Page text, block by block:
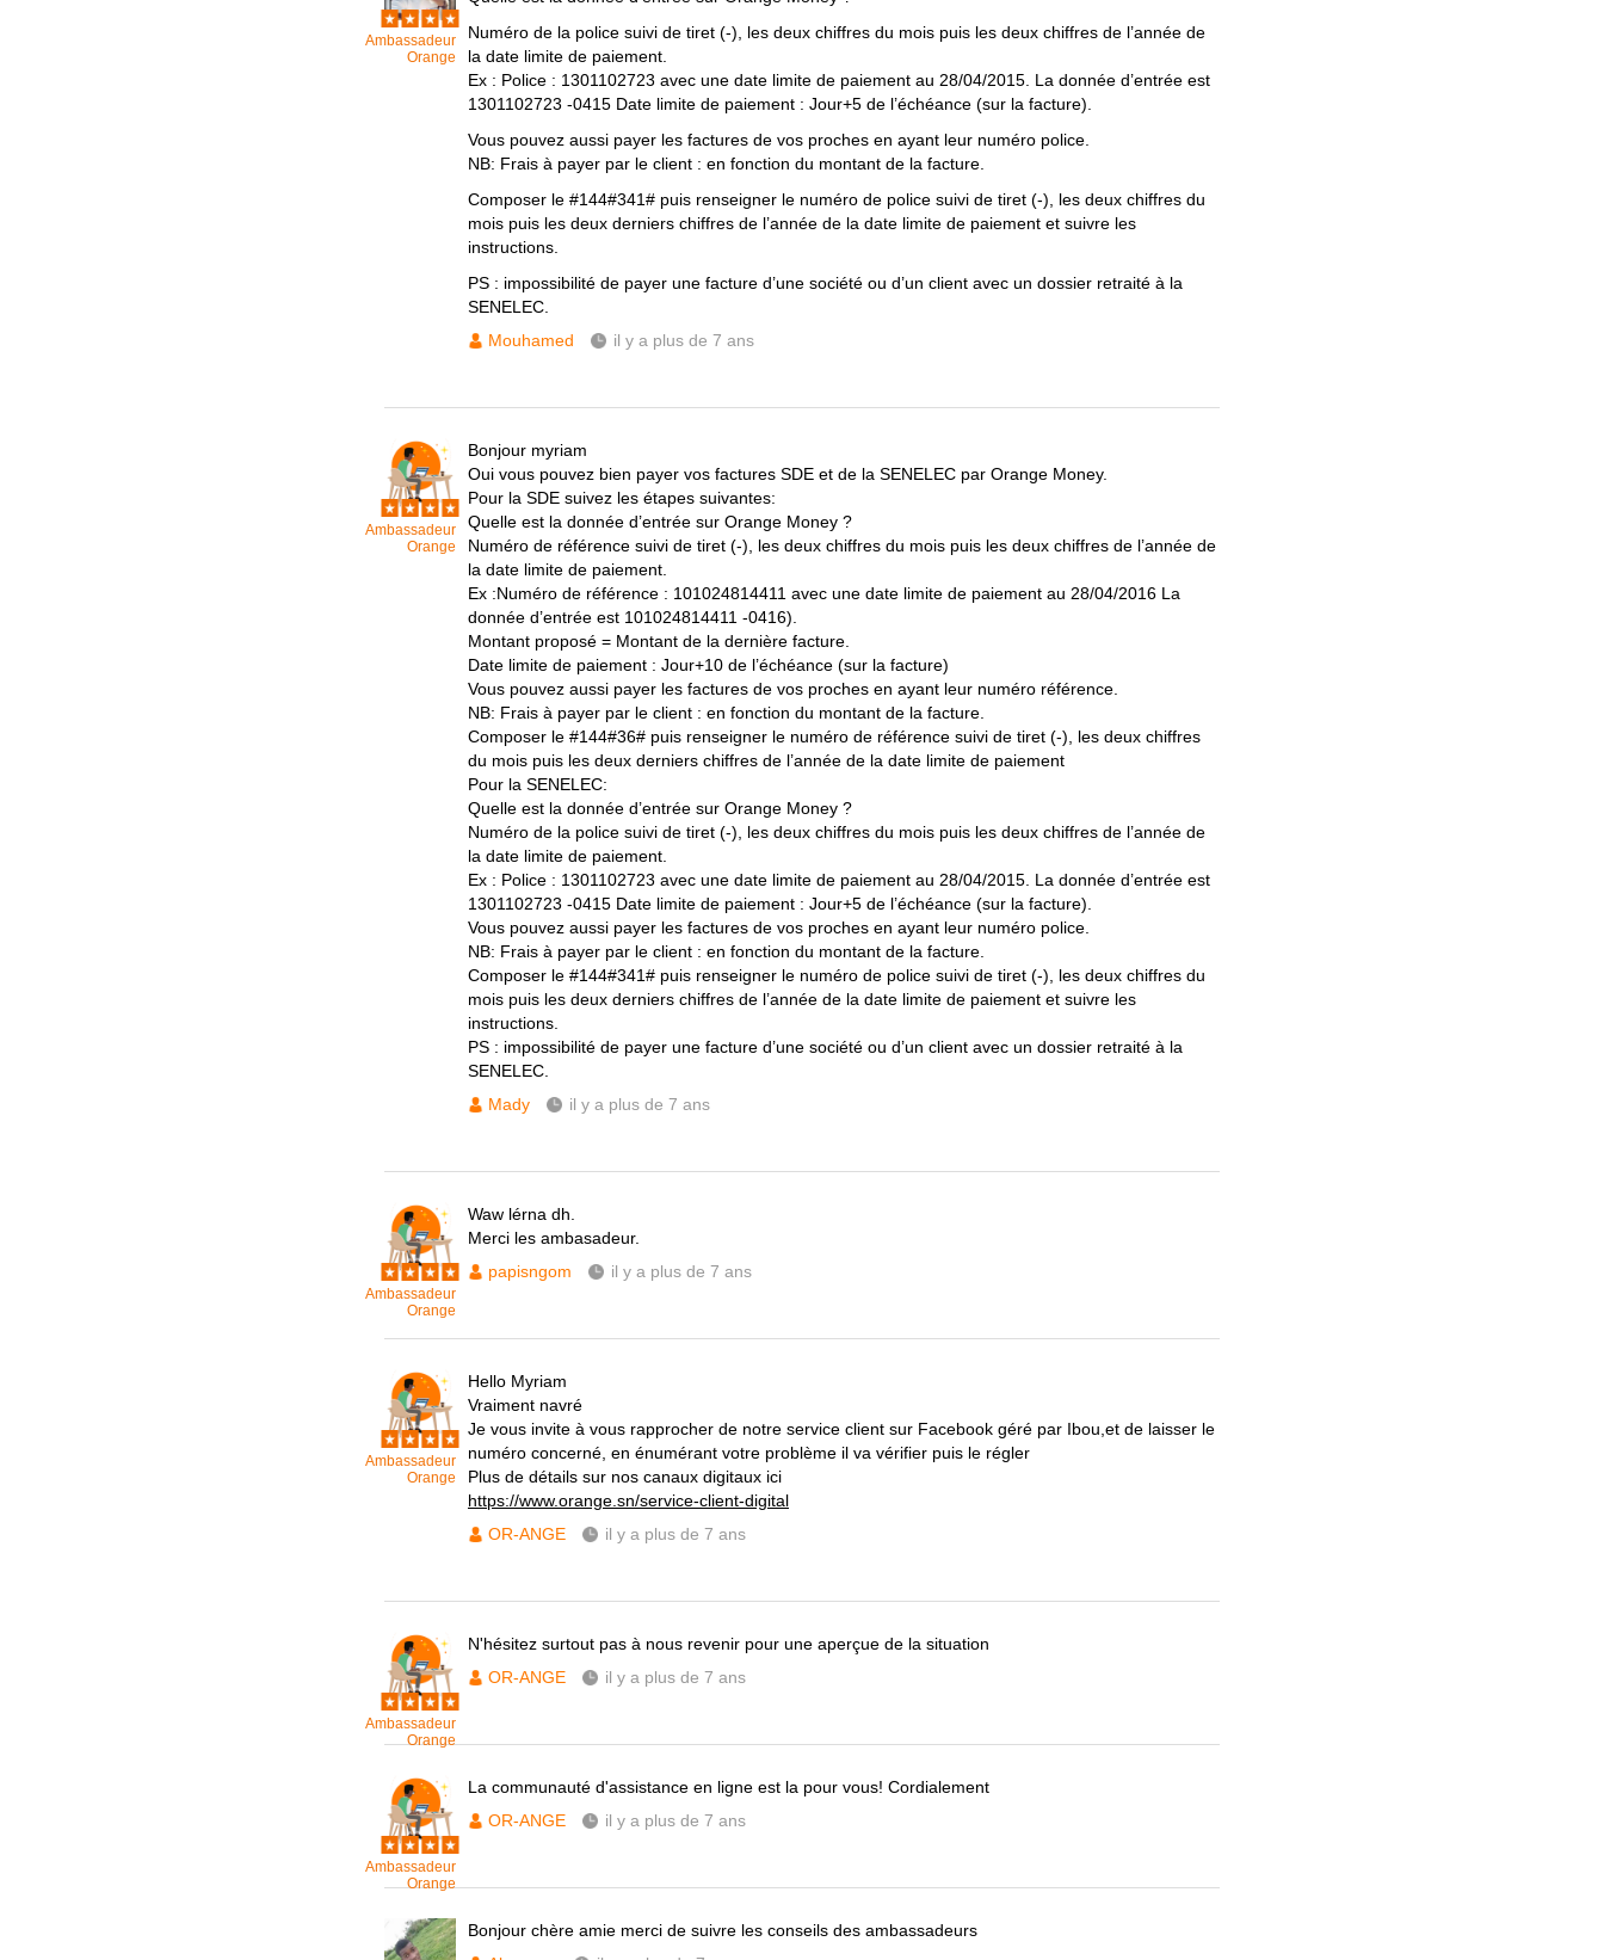
Ambassadeur
Orange
Numéro de la police suivi de tiret (-), les deux chiffres du mois puis les deux chiffres de l’année de
la date limite de paiement.
Ex : Police : 1301102723 avec une date limite de paiement au 28/04/2015. La donnée d’entrée est
1301102723 -0415 Date limite de paiement : Jour+5 de l’échéance (sur la facture).
Vous pouvez aussi payer les factures de vos proches en ayant leur numéro police.
NB: Frais à payer par le client : en fonction du montant de la facture.
Composer le #144#341# puis renseigner le numéro de police suivi de tiret (-), les deux chiffres du
mois puis les deux derniers chiffres de l’année de la date limite de paiement et suivre les
instructions.
PS : impossibilité de payer une facture d’une société ou d’un client avec un dossier retraité à la
SENELEC.
Mouhamed
il y a plus de 7 ans
Ambassadeur
Orange
Bonjour myriam
Oui vous pouvez bien payer vos factures SDE et de la SENELEC par Orange Money.
Pour la SDE suivez les étapes suivantes:
Quelle est la donnée d’entrée sur Orange Money ?
Numéro de référence suivi de tiret (-), les deux chiffres du mois puis les deux chiffres de l’année de
la date limite de paiement.
Ex :Numéro de référence : 101024814411 avec une date limite de paiement au 28/04/2016 La
donnée d’entrée est 101024814411 -0416).
Montant proposé = Montant de la dernière facture.
Date limite de paiement : Jour+10 de l’échéance (sur la facture)
Vous pouvez aussi payer les factures de vos proches en ayant leur numéro référence.
NB: Frais à payer par le client : en fonction du montant de la facture.
Composer le #144#36# puis renseigner le numéro de référence suivi de tiret (-), les deux chiffres
du mois puis les deux derniers chiffres de l’année de la date limite de paiement
Pour la SENELEC:
Quelle est la donnée d’entrée sur Orange Money ?
Numéro de la police suivi de tiret (-), les deux chiffres du mois puis les deux chiffres de l’année de
la date limite de paiement.
Ex : Police : 1301102723 avec une date limite de paiement au 28/04/2015. La donnée d’entrée est
1301102723 -0415 Date limite de paiement : Jour+5 de l’échéance (sur la facture).
Vous pouvez aussi payer les factures de vos proches en ayant leur numéro police.
NB: Frais à payer par le client : en fonction du montant de la facture.
Composer le #144#341# puis renseigner le numéro de police suivi de tiret (-), les deux chiffres du
mois puis les deux derniers chiffres de l’année de la date limite de paiement et suivre les
instructions.
PS : impossibilité de payer une facture d’une société ou d’un client avec un dossier retraité à la
SENELEC.
Mady
il y a plus de 7 ans
Ambassadeur
Orange
Waw lérna dh.
Merci les ambasadeur.
papisngom
il y a plus de 7 ans
Ambassadeur
Orange
Hello Myriam
Vraiment navré
Je vous invite à vous rapprocher de notre service client sur Facebook géré par Ibou,et de laisser le
numéro concerné, en énumérant votre problème il va vérifier puis le régler
Plus de détails sur nos canaux digitaux ici
https://www.orange.sn/service-client-digital
OR-ANGE
il y a plus de 7 ans
Ambassadeur
Orange
N'hésitez surtout pas à nous revenir pour une aperçue de la situation
OR-ANGE
il y a plus de 7 ans
Ambassadeur
Orange
La communauté d'assistance en ligne est la pour vous! Cordialement
OR-ANGE
il y a plus de 7 ans
Bonjour chère amie merci de suivre les conseils des ambassadeurs